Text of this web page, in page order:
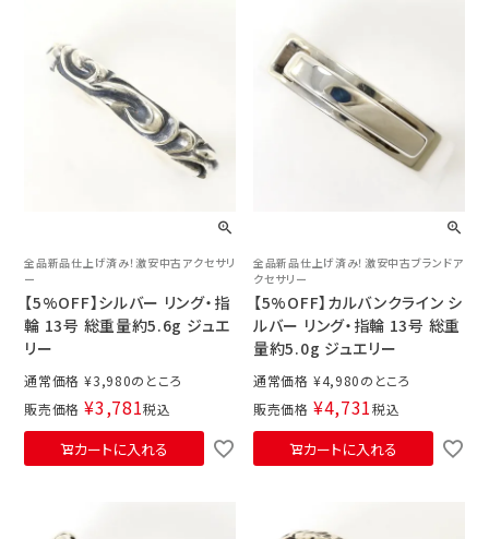
全品新品仕上げ済み！激安中古アクセサリ
ー
【5%OFF】シルバー リング・指
輪 13号 総重量約5.6g ジュエ
リー
通常価格 ¥3,980
販売価格 ¥3,781税込
カートに入れる
全品新品仕上げ済み！激安中古ブランドア
クセサリー
【5%OFF】カルバンクライン シ
ルバー リング・指輪 13号 総重
量約5.0g ジュエリー
通常価格 ¥4,980
販売価格 ¥4,731税込
カートに入れる